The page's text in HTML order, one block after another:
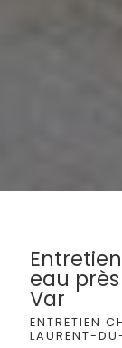
eau
Var
ENTRETIEN
LAURENT-